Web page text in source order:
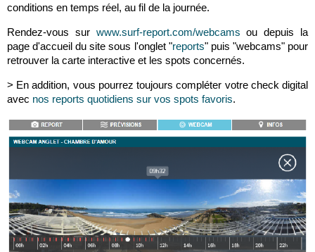
conditions en temps réel, au fil de la journée.
Rendez-vous sur www.surf-report.com/webcams ou depuis la
page d'accueil du site sous l'onglet "reports" puis "webcams" pour
retrouver la carte interactive et les spots concernés.
> En addition, vous pourrez toujours compléter votre check digital
avec nos reports quotidiens sur vos spots favoris.